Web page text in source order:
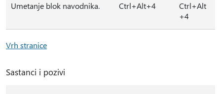
Umetanje blok navodnika. Ctrl+Alt+4
Ctrl+Alt
+4
Vrh stranice
Sastanci i pozivi